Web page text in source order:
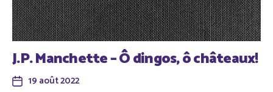
J.P. Manchette – Ô dingos, ô châteaux!
19 août 2022